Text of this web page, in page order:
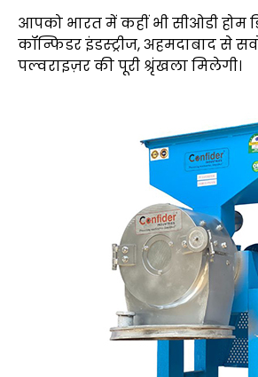
आपको भारत में कहीं भी सीओडी होम
कॉन्फिडर इंडस्ट्रीज, अहमदाबाद से
पल्वराइज़र की पूरी श्रृंखला मिलेगी।